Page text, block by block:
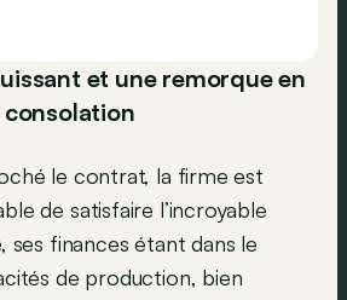
et une remorque en
le contrat, la firme est
de satisfaire l’incroyable
ses finances étant dans le
de production, bien